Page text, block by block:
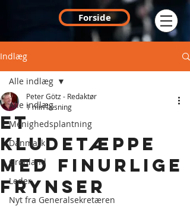
Forside
Indlæg
Alle indlæg
Menighedsplantning
Danmark
Grønland
Leder
Nyt fra Generalsekretæren
Alle indlæg
Et
kludetæppe
med finurlige
frynser
Peter Götz - Redaktør
1 min læsning